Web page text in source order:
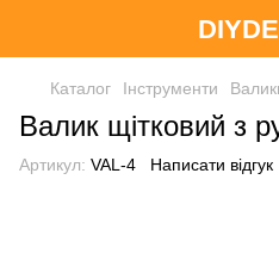
Каталог Інструменти
Валик щітковий з
Артикул: VAL-4 Написати відгук